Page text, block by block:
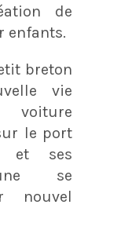
de
enfants.
breton
vie
voiture
le port
et ses
se
nouvel